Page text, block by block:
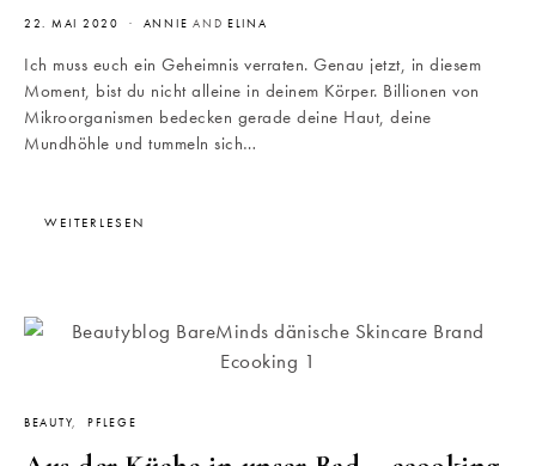
22. MAI 2020 ANNIE ANDELINA
Ich muss euch ein Geheimnis verraten. Genau jetzt, in diesem
Moment, bist du nicht alleine in deinem Körper. Billionen von
Mikroorganismen bedecken gerade deine Haut, deine
Mundhöhle und tummeln sich…
WEITERLESEN
BEAUTY PFLEGE